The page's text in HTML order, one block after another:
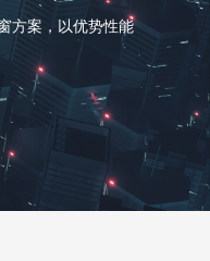
方案，以优势性能